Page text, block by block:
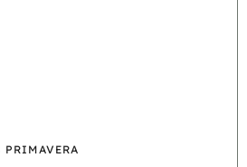
PRIMAVERA